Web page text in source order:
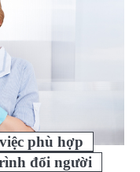
phù hợp
đổi người